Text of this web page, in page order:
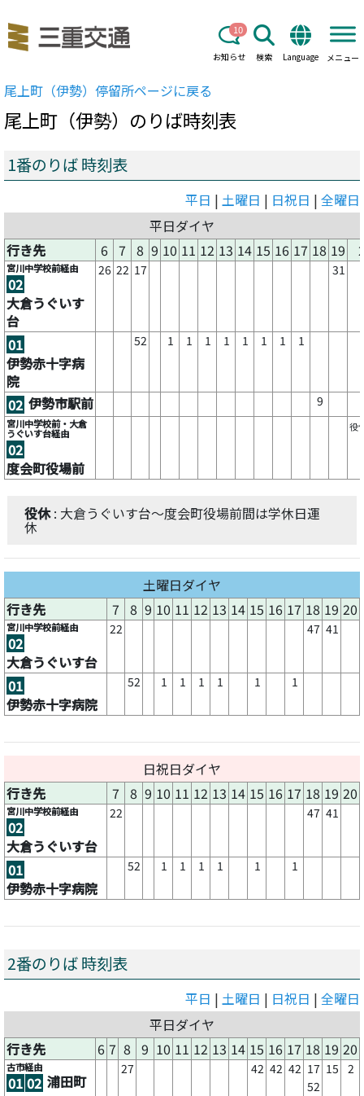
お知らせ
10
検索 Language メニュー
尾上町（伊勢） 停留所ページに戻る
尾上町（伊勢） のりば時刻表
1番のりば 時刻表
平日 | 土曜日 | 日祝日 | 全曜日
平日ダイヤ
行き先
6 7 8 9 10 11 12 13 14 15 16 17 18 19
宮川中学校前経由
02
大倉うぐいす
台
26 22 17 31
01
伊勢赤十字病
院
52 1 1 1 1 1 1 1 1
02 伊勢市駅前 9
宮川中学校前・大倉
うぐいす台経由
02
度会町役場前
役
役休: 大倉うぐいす台～度会町役場前間は学休日運
休
土曜日ダイヤ
行き先
7 8 9 10 11 12 13 14 15 16 17 18 19 20
宮川中学校前経由
02
大倉うぐいす台
22 47 41
01
伊勢赤十字病院
52 1 1 1 1 1 1
日祝日ダイヤ
行き先
7 8 9 10 11 12 13 14 15 16 17 18 19 20
宮川中学校前経由
02
大倉うぐいす台
22 47 41
01
伊勢赤十字病院
52 1 1 1 1 1 1
2番のりば 時刻表
平日 | 土曜日 | 日祝日 | 全曜日
平日ダイヤ
行き先
6 7 8 9 10 11 12 13 14 15 16 17 18 19 20
古市経由
01 02 浦田町
27 42 42 42 17
52
15 2